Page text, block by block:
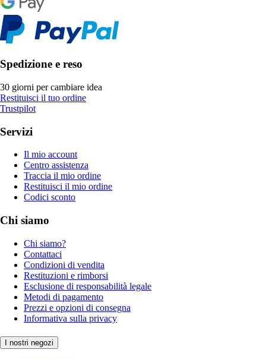
Spedizione e reso
30 giorni per cambiare idea
Restituisci il tuo ordine
Trustpilot
Servizi
Il mio account
Centro assistenza
Traccia il mio ordine
Restituisci il mio ordine
Codici sconto
Chi siamo
Chi siamo?
Contattaci
Condizioni di vendita
Restituzioni e rimborsi
Esclusione di responsabilità legale
Metodi di pagamento
Prezzi e opzioni di consegna
Informativa sulla privacy
I nostri negozi